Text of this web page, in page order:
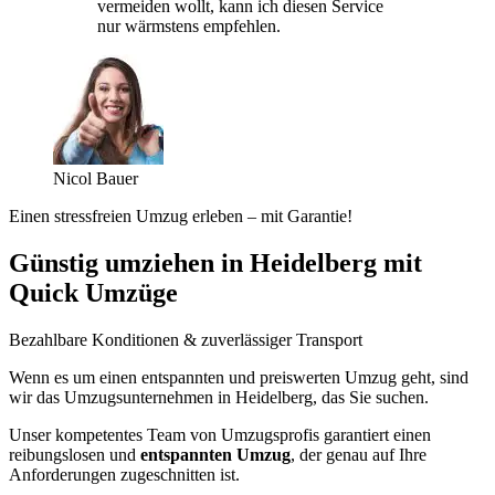
vermeiden wollt, kann ich diesen Service
nur wärmstens empfehlen.
Nicol Bauer
Einen stressfreien Umzug erleben – mit Garantie!
Günstig umziehen in Heidelberg mit
Quick Umzüge
Bezahlbare Konditionen & zuverlässiger Transport
Wenn es um einen entspannten und preiswerten Umzug geht, sind
wir das Umzugsunternehmen in Heidelberg, das Sie suchen.
Unser kompetentes Team von Umzugsprofis garantiert einen
reibungslosen und entspannten Umzug, der genau auf Ihre
Anforderungen zugeschnitten ist.